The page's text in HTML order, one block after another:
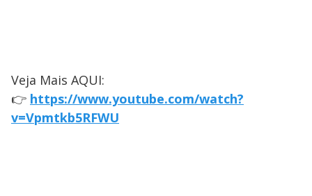
Veja Mais AQUI:
👉 https://www.youtube.com/watch?
v=Vpmtkb5RFWU